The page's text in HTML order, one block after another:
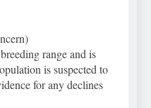
range and is
is suspected to
for any declines